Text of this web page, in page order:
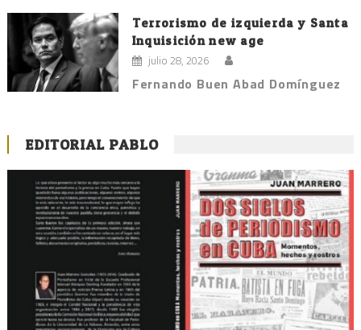
Terrorismo de izquierda y Santa
Inquisición new age
julio 28, 2026
Fernando Buen Abad Domínguez
EDITORIAL PABLO